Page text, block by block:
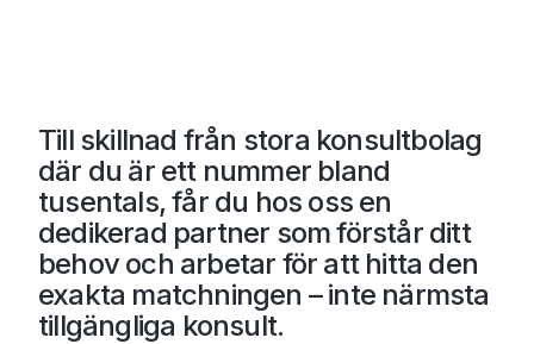
Till skillnad från stora konsultbolag
där du är ett nummer bland
tusentals, får du hos oss en
dedikerad partner som förstår ditt
behov och arbetar för att hitta den
exakta matchningen – inte närmsta
tillgängliga konsult.